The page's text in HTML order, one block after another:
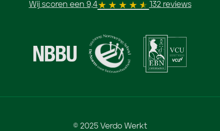
Wij scoren een 9,4 132 reviews
© 2025 Verdo Werkt